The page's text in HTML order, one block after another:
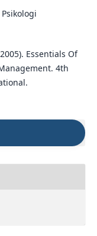
Essentials Of
4th